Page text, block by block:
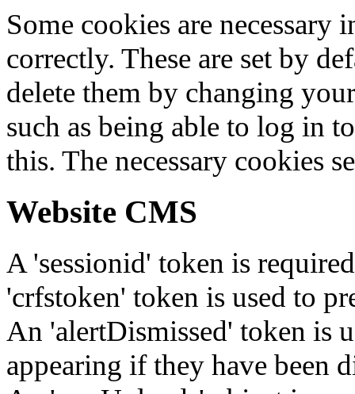
Some cookies are
correctly. These are set by
delete them by changing
such as being able to log in
this. The necessary cookies
Website CMS
A 'sessionid' token is
'crfstoken' token is used to
An 'alertDismissed' token is
appearing if they have been